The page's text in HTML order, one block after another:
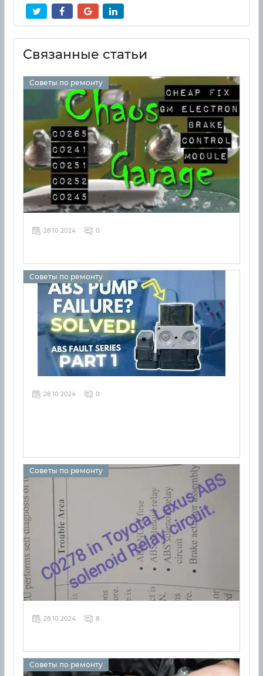
Связанные статьи
Советы по ремонту
28 10 2024 0
Советы по ремонту
28 10 2024 0
Советы по ремонту
28 10 2024 8
Советы по ремонту